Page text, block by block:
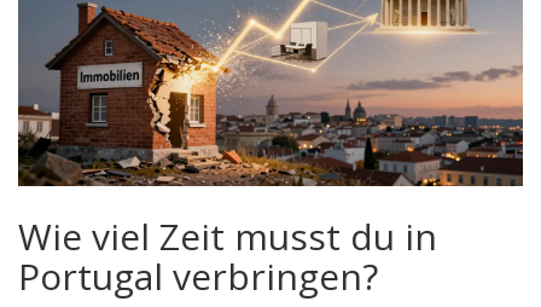
Wie viel Zeit musst du in
Portugal verbringen?